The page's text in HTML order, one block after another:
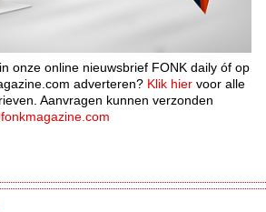
onze online nieuwsbrief FONK daily óf op
adverteren? Klik hier voor alle
Aanvragen kunnen verzonden